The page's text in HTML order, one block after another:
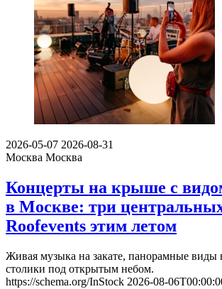
2026-05-07 2026-08-31
Москва Москва
Концерты на крыше с
в Москве: три
Roofevents этим летом
Живая музыка на закате, панорамные
столики под открытым небом.
https://schema.org/InStock 2026-08-